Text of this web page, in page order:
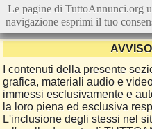
I contenuti della presente
grafica, materiali audio e
immessi esclusivamente e
la loro piena ed esclusiva
L'inclusione degli stessi nel
Le pagine di TuttoAnnunci.org
navigazione esprimi il tuo